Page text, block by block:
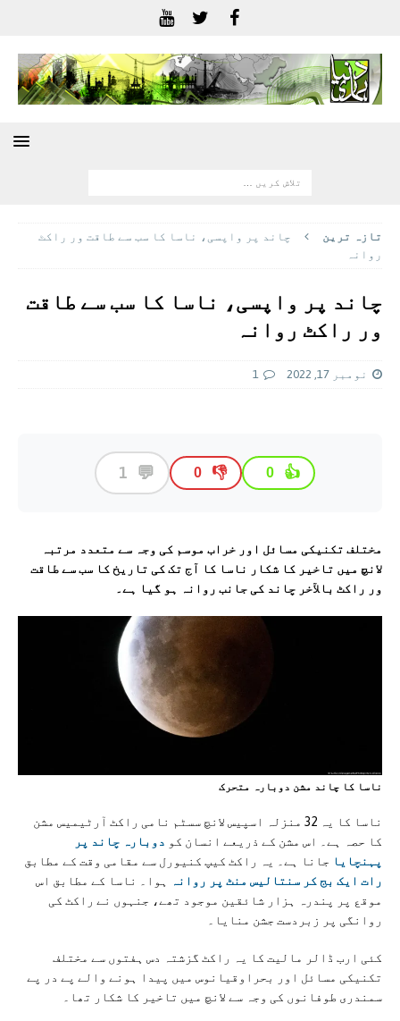
تازہ ترين
چاند پر واپسی، ناسا کا سب سے طاقت ور راکٹ
روانہ
چاند پر واپسی، ناسا کا سب سے طاقت
ور راکٹ روانہ
نومبر 17, 2022 1
👍
0
👎
0
💬
1
مختلف تکنیکی مسائل اور خراب موسم کی وجہ سے متعدد مرتبہ
لانچ میں تاخیر کا شکار ناسا کا آج تک کی تاریخ کا سب سے طاقت
ور راکٹ بالآخر چاند کی جانب روانہ ہو گیا ہے۔
ناسا کا چاند مشن دوبارہ متحرک
ناسا کا یہ 32 منزلہ اسپیس لانچ سسٹم نامی راکٹ آرٹیمیس مشن
کا حصہ ہے۔ اس مشن کے ذریعے انسان کو دوبارہ چاند پر
پہنچایا جانا ہے۔ یہ راکٹ کیپ کنیورل سے مقامی وقت کے مطابق
رات ایک بج کر سنتالیس منٹ پر روانہ
ہوا۔ ناسا کے مطابق اس
موقع پر پندرہ ہزار شائقین موجود تھے، جنہوں نے راکٹ کی
روانگی پر زبردست جشن منایا۔
کئی ارب ڈالر مالیت کا یہ راکٹ گزشتہ دس ہفتوں سے مختلف
تکنیکی مسائل اور بحراوقیانوس میں پیدا ہونے والے پے در پے
سمندری طوفانوں کی وجہ سے لانچ میں تاخیر کا شکار تھا۔